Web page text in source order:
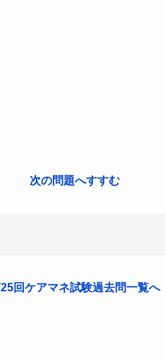
次の問題へすすむ
回ケアマネ試験過去問一覧へ